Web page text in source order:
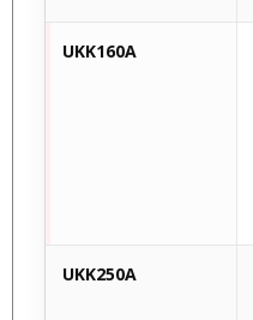
UKK160A
UKK250A